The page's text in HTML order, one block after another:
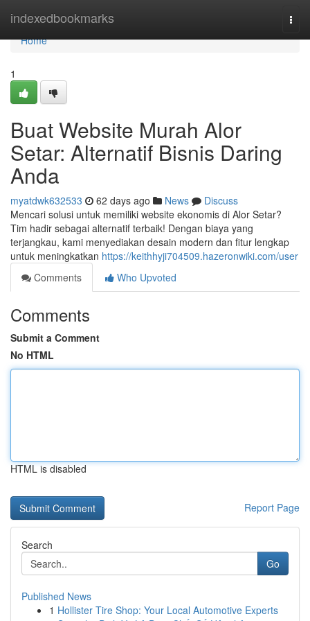
indexedbookmarks
Home
Home
1
Buat Website Murah Alor
Setar: Alternatif Bisnis Daring
Anda
myatdwk632533 62 days ago News
Discuss
Mencari solusi untuk memiliki website ekonomis di Alor Setar?
Tim hadir sebagai alternatif terbaik! Dengan biaya yang
terjangkau, kami menyediakan desain modern dan fitur lengkap
untuk meningkatkan https://keithhyji704509.hazeronwiki.com/user
Comments
Who Upvoted
Comments
Submit a Comment
No HTML
HTML is disabled
Report Page
Search
Go
Published News
1 Hollister Tire Shop: Your Local Automotive Experts